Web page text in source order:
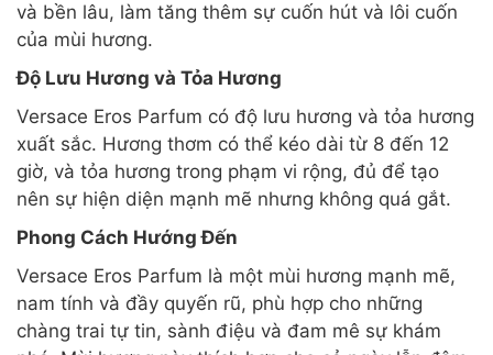
và bền lâu, làm tăng thêm sự cuốn hút và lôi cuốn
của mùi hương.
Độ Lưu Hương và Tỏa Hương
Versace Eros Parfum có độ lưu hương và tỏa hương
xuất sắc. Hương thơm có thể kéo dài từ 8 đến 12
giờ, và tỏa hương trong phạm vi rộng, đủ để tạo
nên sự hiện diện mạnh mẽ nhưng không quá gắt.
Phong Cách Hướng Đến
Versace Eros Parfum là một mùi hương mạnh mẽ,
nam tính và đầy quyến rũ, phù hợp cho những
chàng trai tự tin, sành điệu và đam mê sự khám